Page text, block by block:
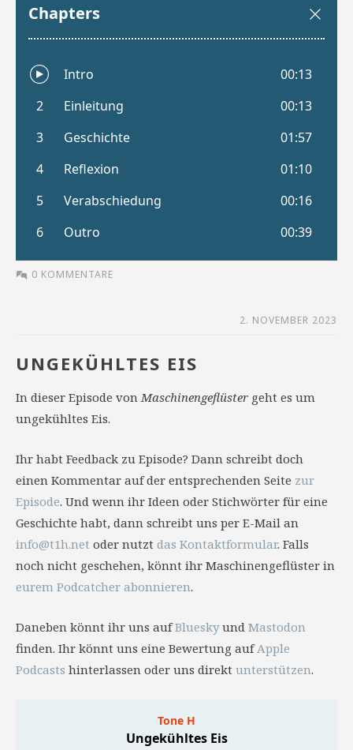
0 KOMMENTARE
2. NOVEMBER 2023
UNGEKÜHLTES EIS
In dieser Episode vonMaschinengeflüster geht es um
ungekühltes Eis.
Ihr habt Feedback zu Episode? Dann schreibt doch
einen Kommentar auf der entsprechenden Seite zur
Episode. Und wenn ihr Ideen oder Stichwörter für eine
Geschichte habt, dann schreibt uns per E-Mail an
info@t1h.net oder nutzt das Kontaktformular. Falls
noch nicht geschehen, könnt ihr Maschinengeflüster in
eurem Podcatcher abonnieren.
Daneben könnt ihr uns aufBlueskyund Mastodon
finden. Ihr könnt uns eine Bewertung aufApple
Podcasts hinterlassen oder uns direkt unterstützen.